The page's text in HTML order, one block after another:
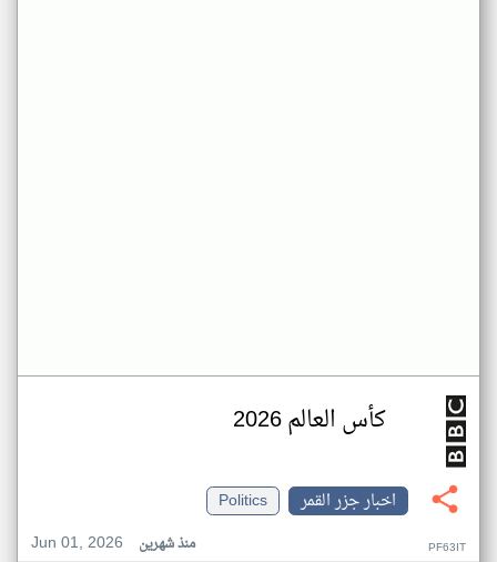
كأس العالم 2026
اخبار جزر القمر
Politics
Jun 01, 2026
منذ شهرين PF63IT